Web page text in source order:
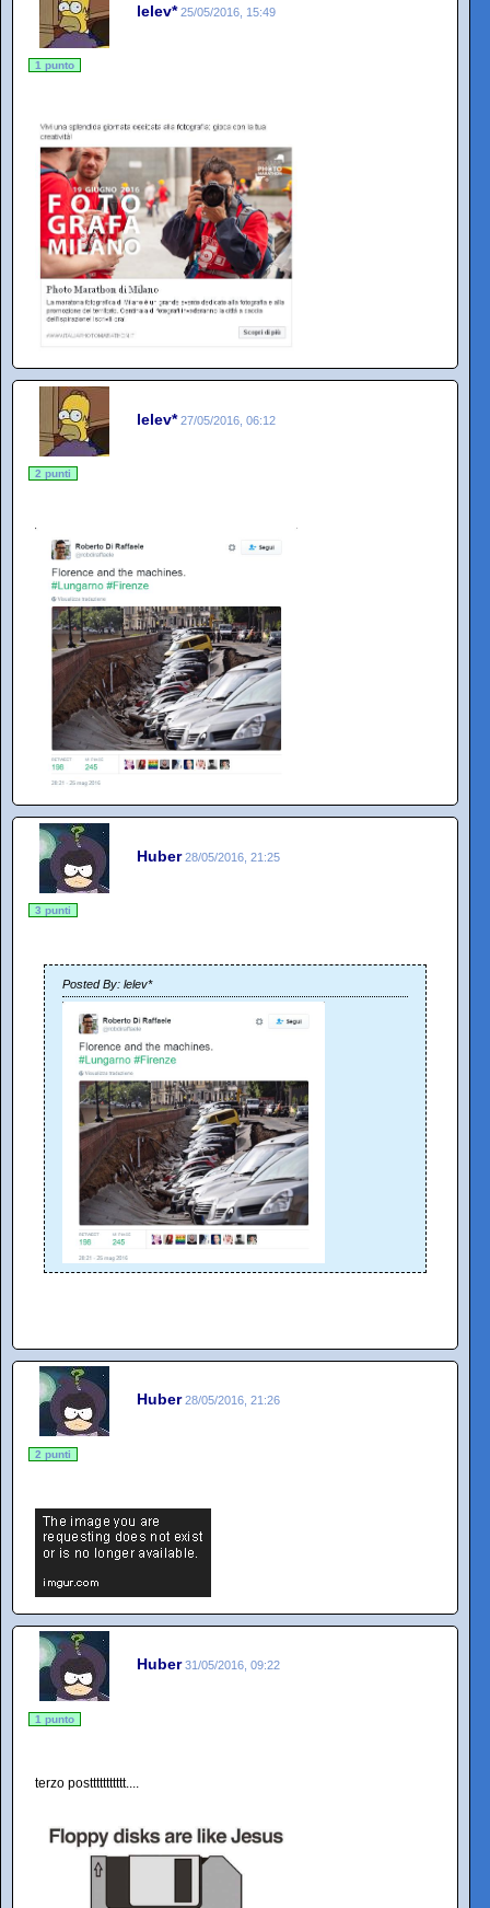
lelev* 25/05/2016, 15:49
1 punto
lelev* 27/05/2016, 06:12
2 punti
Huber 28/05/2016, 21:25
3 punti
Posted By: lelev*
Huber 28/05/2016, 21:26
2 punti
Huber 31/05/2016, 09:22
1 punto
terzo posttttttttttt....